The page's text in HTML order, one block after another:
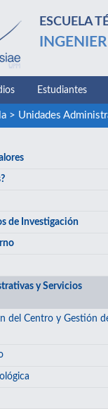
ESCUELA
Estudiantes
> Unidades
de Investigación
y Servicios
del Centro y Gestión